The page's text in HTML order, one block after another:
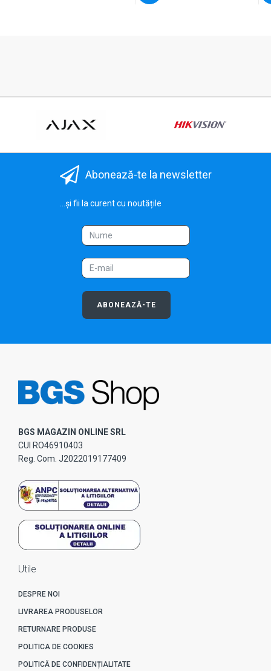
Abonează-te la newsletter
...și fii la curent cu noutățile
ABONEAZĂ-TE
BGS MAGAZIN ONLINE SRL
CUI RO46910403
Reg. Com. J2022019177409
Utile
DESPRE NOI
LIVRAREA PRODUSELOR
RETURNARE PRODUSE
POLITICA DE COOKIES
POLITICĂ DE CONFIDENȚIALITATE